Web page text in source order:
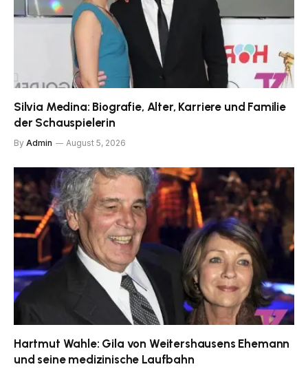
Silvia Medina: Biografie, Alter, Karriere und Familie
der Schauspielerin
By Admin August 5, 2026
Hartmut Wahle: Gila von Weitershausens Ehemann
und seine medizinische Laufbahn